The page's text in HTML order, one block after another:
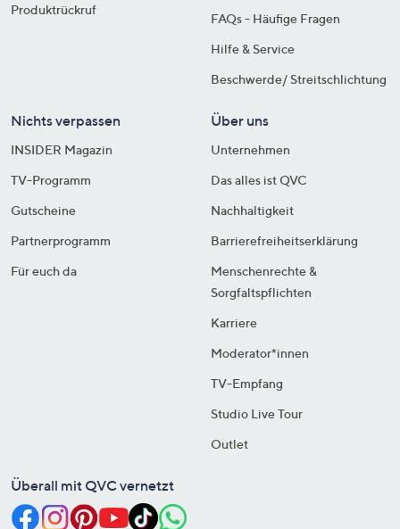
Produktrückruf
FAQs - Häufige Fragen
Hilfe & Service
Beschwerde/ Streitschlichtung
Nichts verpassen
INSIDER Magazin
TV-Programm
Gutscheine
Partnerprogramm
Für euch da
Über uns
Unternehmen
Das alles ist QVC
Nachhaltigkeit
Barrierefreiheitserklärung
Menschenrechte &
Sorgfaltspflichten
Karriere
Moderator*innen
TV-Empfang
Studio Live Tour
Outlet
Überall mit QVC vernetzt